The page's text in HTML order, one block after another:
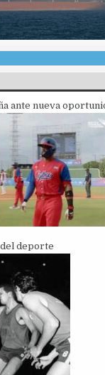
ante nueva
deporte